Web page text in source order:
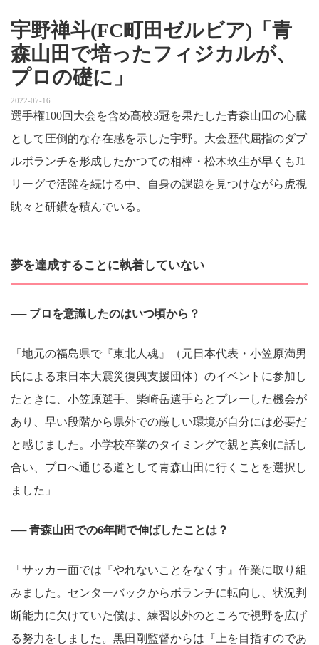
宇野禅斗(FC町田ゼルビア)「青
森山田で培ったフィジカルが、
プロの礎に」
2022-07-16
選手権100回大会を含め高校3冠を果たした青森山田の心臓
として圧倒的な存在感を示した宇野。大会歴代屈指のダブ
ルボランチを形成したかつての相棒・松木玖生が早くもJ1
リーグで活躍を続ける中、自身の課題を見つけながら虎視
眈々と研鑽を積んでいる。
夢を達成することに執着していない
── プロを意識したのはいつ頃から？
「地元の福島県で『東北人魂』（元日本代表・小笠原満男
氏による東日本大震災復興支援団体）のイベントに参加し
たときに、小笠原選手、柴崎岳選手らとプレーした機会が
あり、早い段階から県外での厳しい環境が自分には必要だ
と感じました。小学校卒業のタイミングで親と真剣に話し
合い、プロへ通じる道として青森山田に行くことを選択し
ました」
── 青森山田での6年間で伸ばしたことは？
「サッカー面では『やれないことをなくす』作業に取り組
みました。センターバックからボランチに転向し、状況判
断能力に欠けていた僕は、練習以外のところで視野を広げ
る努力をしました。黒田剛監督からは『上を目指すのであ